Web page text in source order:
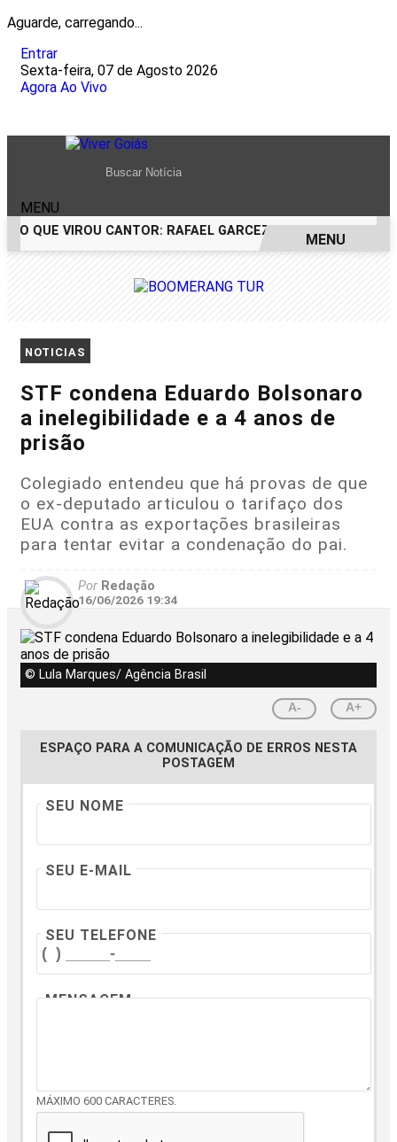
Aguarde, carregando...
Entrar
Sexta-feira, 07 de Agosto 2026
Agora Ao Vivo
MENU
QUE VIROU CANTOR: RAFAEL GARCEZ CELEBRA 24 ANOS
MENU
NOTICIAS
STF condena Eduardo Bolsonaro
a inelegibilidade e a 4 anos de
prisão
Colegiado entendeu que há provas de que
o ex-deputado articulou o tarifaço dos
EUA contra as exportações brasileiras
para tentar evitar a condenação do pai.
Por Redação
16/06/2026 19:34
© Lula Marques/ Agência Brasil
A- A+
ESPAÇO PARA A COMUNICAÇÃO DE ERROS NESTA
POSTAGEM
SEU NOME
SEU E-MAIL
SEU TELEFONE
MENSAGEM
MÁXIMO 600 CARACTERES.